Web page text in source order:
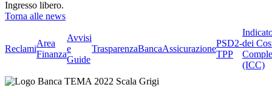
Ingresso libero.
Torna alle news
Reclami
Area
Finanza
Avvisi
e
Guide
TrasparenzaBancaAssicurazione
PSD2-
TPP
dei
(ICC)